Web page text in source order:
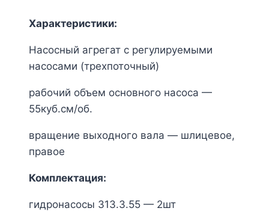
Характеристики:
Насосный агрегат с регулируемыми
насосами (трехпоточный)
рабочий объем основного насоса —
55куб.см/об.
вращение выходного вала — шлицевое,
правое
Комплектация:
гидронасосы 313.3.55 — 2шт